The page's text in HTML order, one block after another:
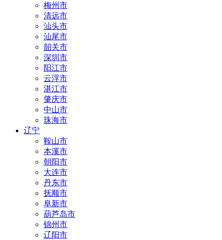
梅州市
清远市
汕头市
汕尾市
韶关市
深圳市
阳江市
云浮市
湛江市
肇庆市
中山市
珠海市
辽宁
鞍山市
本溪市
朝阳市
大连市
丹东市
抚顺市
阜新市
葫芦岛市
锦州市
辽阳市